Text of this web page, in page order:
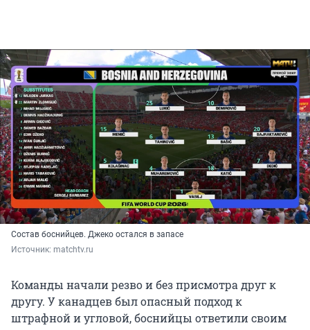
Состав боснийцев. Джеко остался в запасе
Источник: matchtv.ru
Команды начали резво и без присмотра друг к
другу. У канадцев был опасный подход к
штрафной и угловой, боснийцы ответили своим